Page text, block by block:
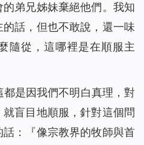
弟兄姊妹棄絕他們。我知
話，但也不敢說，還一味
隨從，這哪裡是在順服主
是因我們不明白真理，對
盲目地順服，針對這個問
：『像宗教界的牧師與首